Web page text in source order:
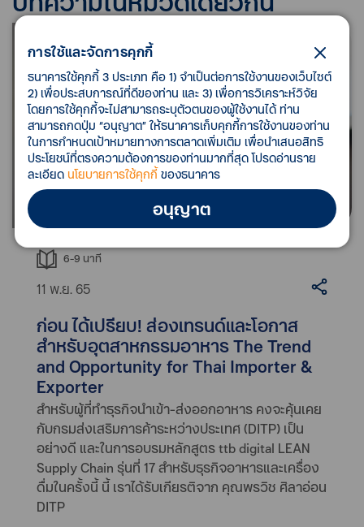
6-9 นาที
11 พ.ย. 65
ก่อน ได้เปรียบ! ส่องเทรนด์และโอกาส
สำหรับอุตสาหกรรมอาหาร The Trend
and Opportunity for Thai Importer &
Exporter
สำหรับผู้ที่ทำธุรกิจนำเข้า-ส่งออกอาหาร คงจะคุ้นเคย
กับกรมส่งเสริมการค้าระหว่างประเทศ (DITP) เป็น
อย่างดี และในการอบรมหลักสูตร ttb digital LEAN
Supply Chain รุ่นที่ 17 สำหรับธุรกิจอาหารและเครื่อง
ดื่มในครั้งนี้ นี้ เราได้รับเกียรติจาก คุณพรวิช ศิลาอ่อน
DITP
การใช้และจัดการคุกกี้
ธนาคารใช้คุกกี้ 3 ประเภท คือ 1) จำเป็นต่อการใช้งานของเว็บไซต์
2) เพื่อประสบการณ์ที่ดีของท่าน และ 3) เพื่อการวิเคราะห์วิจัย
โดยการใช้คุกกี้จะไม่สามารถระบุตัวตนของผู้ใช้งานได้ ท่าน
สามารถกดปุ่ม “อนุญาต” ให้ธนาคารเก็บคุกกี้การใช้งานของท่าน
ในการกำหนดเป้าหมายทางการตลาดเพิ่มเติม เพื่อนำเสนอสิทธิ
ประโยชน์ที่ตรงความต้องการของท่านมากที่สุด โปรดอ่านราย
ละเอียด นโยบายการใช้คุกกี้ ของธนาคาร
อนุญาต